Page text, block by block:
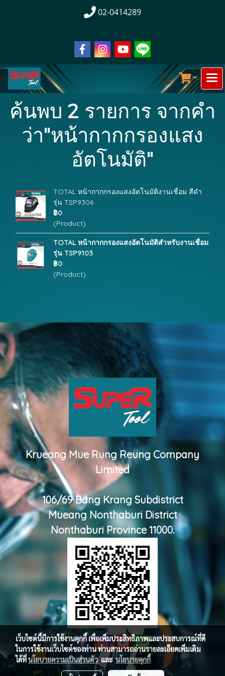
02-0414289
ค้นพบ 2 รายการ จากคำ
ว่า"หน้ากากกรองแสง
อัตโนมัติ"
TOTAL หน้ากากกรองแสงอัตโนมัติงานเชื่อม สีดำ
รุ่น TSP9306
฿0
(Product)
TOTAL หน้ากากกรองแสงอัตโนมัติสำหรับงานเชื่อม
รุ่น TSP9103
฿0
(Product)
Krueang Mue Rung Reung Company
Limited
106/69 Bang Krang Subdistrict
Mueang Nonthaburi District
Nonthaburi Province 11000.
เว็บไซต์นี้มีการใช้งานคุกกี้ เพื่อเพิ่มประสิทธิภาพและประสบการณ์ที่ดี
ในการใช้งานเว็บไซต์ของท่าน ท่านสามารถอ่านรายละเอียดเพิ่มเติม
ได้ที่นโยบายความเป็นส่วนตัวและนโยบายคุกกี้